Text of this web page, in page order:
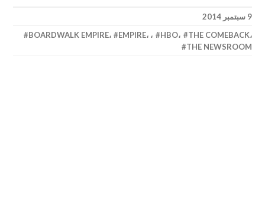
9 سبتمبر 2014
BOARDWALK EMPIRE، EMPIRE، ، HBO، THE COMEBACK،
THE NEWSROOM